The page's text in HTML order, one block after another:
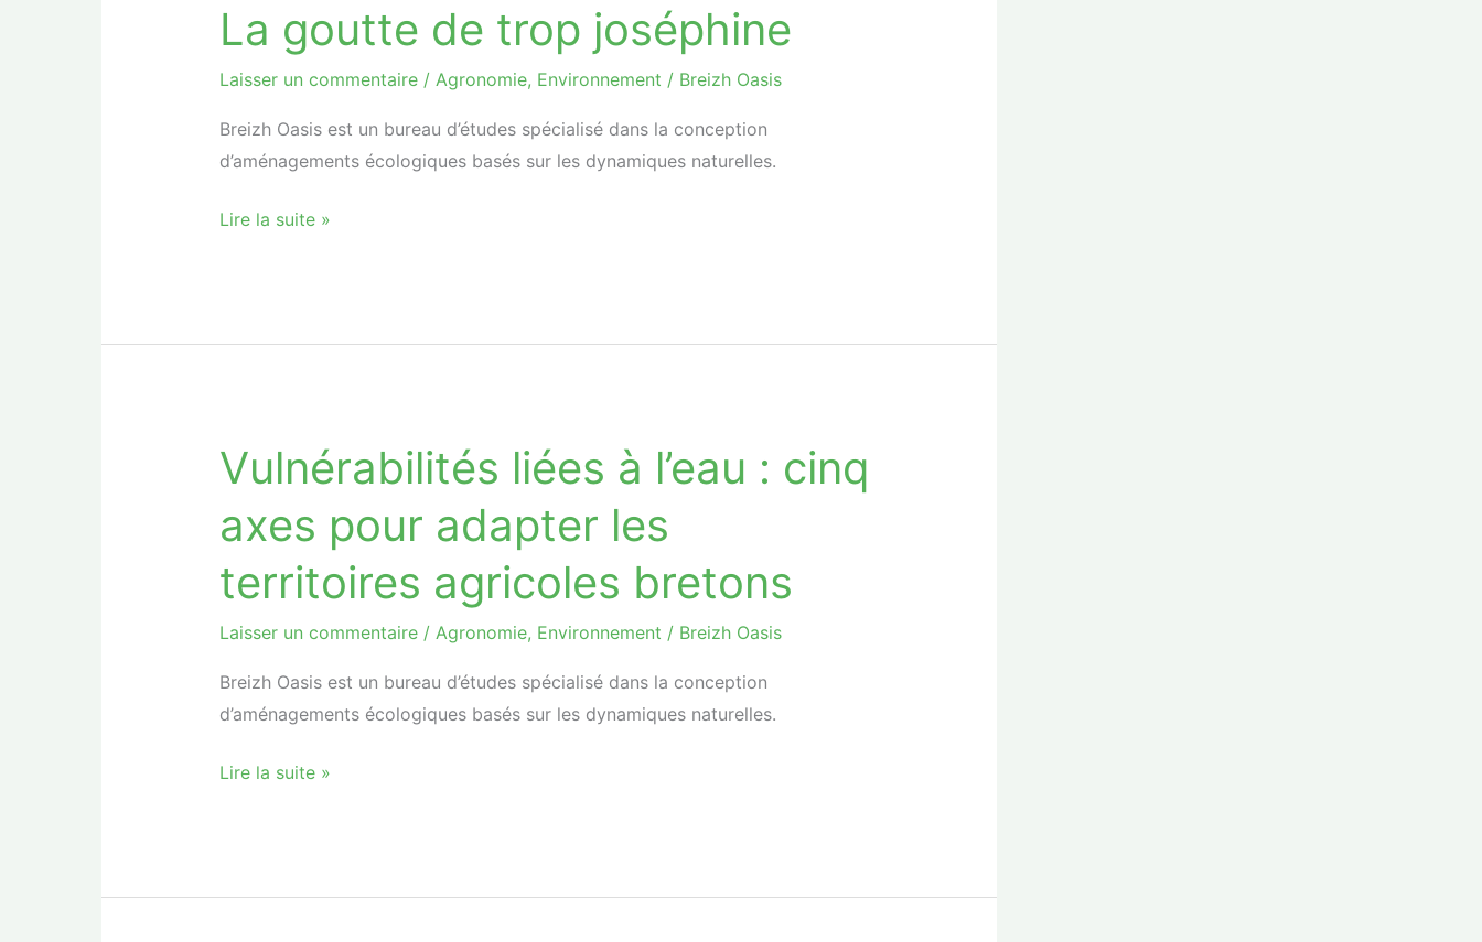
La goutte de trop joséphine
Laisser un commentaire / Agronomie, Environnement / Breizh Oasis
Breizh Oasis est un bureau d’études spécialisé dans la conception
d’aménagements écologiques basés sur les dynamiques naturelles.
La
goutte
de
joséphine
Lire la suite »
Vulnérabilités liées à l’eau : cinq
axes pour adapter les
territoires agricoles bretons​
Laisser un commentaire / Agronomie, Environnement / Breizh Oasis
Breizh Oasis est un bureau d’études spécialisé dans la conception
d’aménagements écologiques basés sur les dynamiques naturelles.
Vulnérabilités
liées
à
l’eau
:
axes
pour
adapter
territoires
Lire la suite »